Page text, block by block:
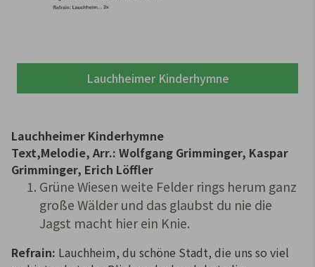
Lauchheimer Kinderhymne
Lauchheimer Kinderhymne
Text,Melodie, Arr.: Wolfgang Grimminger, Kaspar
Grimminger, Erich Löffler
Grüne Wiesen weite Felder rings herum ganz
große Wälder und das glaubst du nie die
Jagst macht hier ein Knie.
Refrain: Lauchheim, du schöne Stadt, die uns so viel